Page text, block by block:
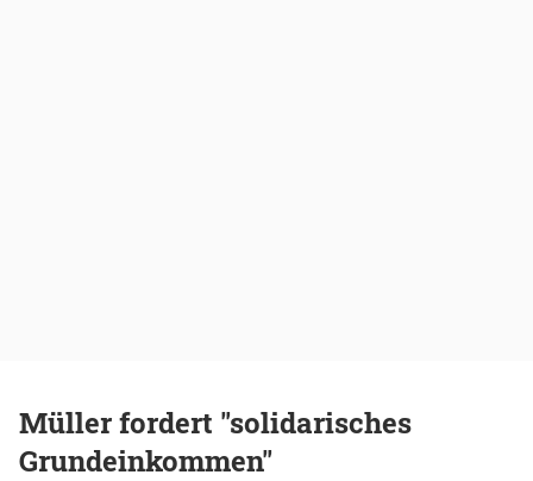
Müller fordert "solidarisches
Grundeinkommen"